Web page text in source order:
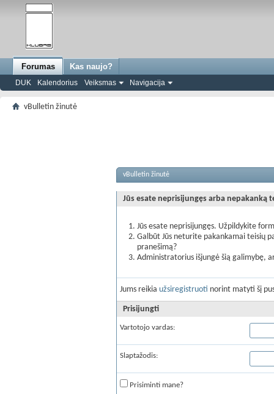
Forumas
DUK Kalendorius Veiksmas Navigacija
Kas naujo?
vBulletin žinutė
vBulletin žinutė
Jūs esate neprisijungęs arba nepakanką
Jūs esate neprisijungęs. Užpildykite
Galbūt Jūs neturite pakankamai teisių
pranešimą?
Administratorius išjungė šią galimybę,
Jums reikia užsiregistruoti norint matyti šį
Prisijungti
Vartotojo vardas:
Slaptažodis:
Prisiminti mane?